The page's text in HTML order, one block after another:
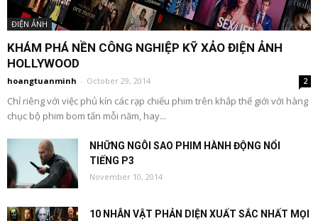
ĐIỆN ẢNH
KHÁM PHÁ NỀN CÔNG NGHIỆP KỸ XẢO ĐIỆN ẢNH
HOLLYWOOD
hoangtuanminh - October 29, 2014 2
Chỉ riêng với việc phủ kín các rạp chiếu phim trên khắp thế giới với hàng
chục bộ phim bom tấn mỗi năm, hay...
NHỮNG NGÔI SAO PHIM HÀNH ĐỘNG NỔI
TIẾNG P3
November 10, 2014
10 NHÂN VẬT PHẢN DIỆN XUẤT SẮC NHẤT MỌI